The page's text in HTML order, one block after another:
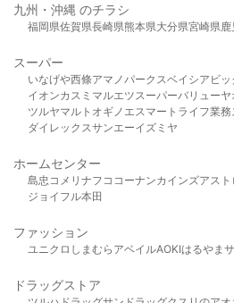
九州・沖縄 のチラシ
福岡県佐賀県長崎県熊本県大分県宮崎県
スーパー
いなげや西條アマノパークスベイシア ビ
イオンカスミ マルエツスーパーバリューヤ
ツルヤマルト オギノ エスマート ライフ業務
ダイレックスサンエーイズミヤ
ホームセンター
島忠 コメリ ナフコ コーナンカインズアス
ジョイフル本田
ファッション
ユニクロ しまむら アベイルAOKIはるやま
ドラッグストア